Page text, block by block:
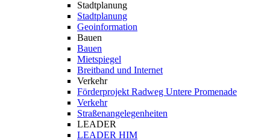
Stadtplanung
Stadtplanung
Geoinformation
Bauen
Bauen
Mietspiegel
Breitband und Internet
Verkehr
Förderprojekt Radweg Untere Promenade
Verkehr
Straßenangelegenheiten
LEADER
LEADER HIM